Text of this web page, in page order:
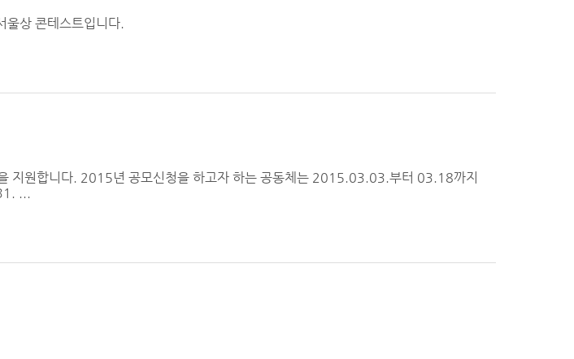
울상 콘테스트입니다.
지원합니다. 2015년 공모신청을 하고자 하는 공동체는 2015.03.03.부터 03.18까지
...